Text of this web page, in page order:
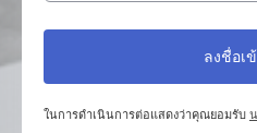
ในการดำเนินการต่อแสดงว่าคุณยอมรับ